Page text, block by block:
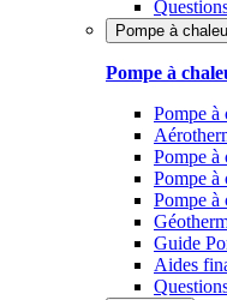
Pompe à
Pompe à
Pompe à
Pompe à
Pompe à
Pompe à
Guide
Aides